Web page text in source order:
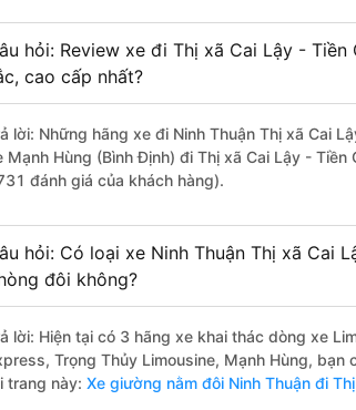
hỏi: Review xe đi Thị xã Cai Lậy -
cao cấp nhất?
lời: Những hãng xe đi Ninh Thuận Thị xã Cai
Mạnh Hùng (Bình Định) đi Thị xã Cai Lậy -
đánh giá của khách hàng).
hỏi: Có loại xe Ninh Thuận Thị xã Cai
đôi không?
lời: Hiện tại có 3 hãng xe khai thác dòng xe
Trọng Thủy Limousine, Mạnh Hùng,
trang này: Xe giường nằm đôi Ninh Thuận đi